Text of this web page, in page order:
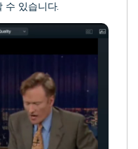
수 있습니다.